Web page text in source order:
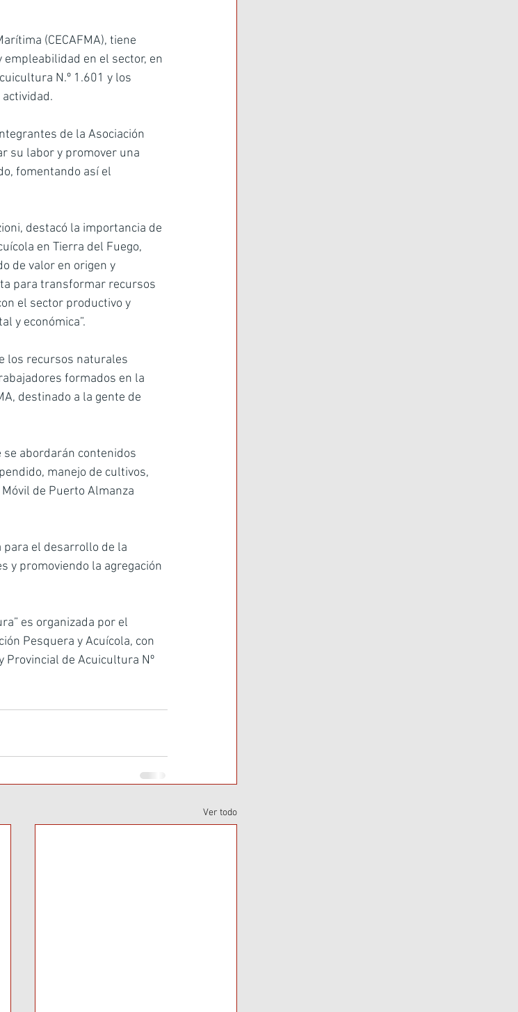
(CECAFMA), tiene
en el sector, en
N.º 1.601 y los
de la Asociación
su labor y promover una
fomentando así el
destacó la importancia de
en Tierra del Fuego,
de valor en origen y
para transformar recursos
el sector productivo y
y económica”.
los recursos naturales
formados en la
destinado a la gente de
abordarán contenidos
manejo de cultivos,
de Puerto Almanza
el desarrollo de la
y promoviendo la agregación
es organizada por el
Pesquera y Acuícola, con
Provincial de Acuicultura Nº
Ver todo